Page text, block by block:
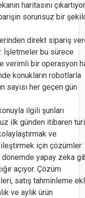
haritasını
sorunsuz bir
direkt sipariş
İşletmeler bu sürece
verimli bir operasyon
konukların robotlarla
sayısı her geçen gün
ilgili şunları
ilk günden itibaren
ve
için çözümler
yapay zeka
açıyor. Çözüm
satış tahminleme
ve aylık ürün